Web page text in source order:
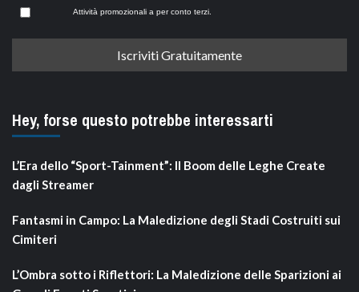
Attività promozionali a per conto terzi.
Hey, forse questo potrebbe interessarti
L’Era dello “Sport-Tainment”: Il Boom delle Leghe Create
dagli Streamer
Fantasmi in Campo: La Maledizione degli Stadi Costruiti sui
Cimiteri
L’Ombra sotto i Riflettori: La Maledizione delle Sparizioni ai